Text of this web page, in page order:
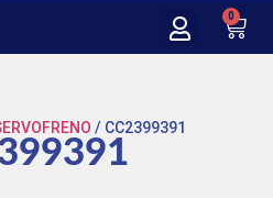
0
/ CC2399391